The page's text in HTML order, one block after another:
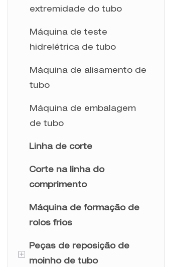
extremidade do tubo
Máquina de teste
hidrelétrica de tubo
Máquina de alisamento de
tubo
Máquina de embalagem
de tubo
Linha de corte
Corte na linha do
comprimento
Máquina de formação de
rolos frios
+
Peças de reposição de
moinho de tubo